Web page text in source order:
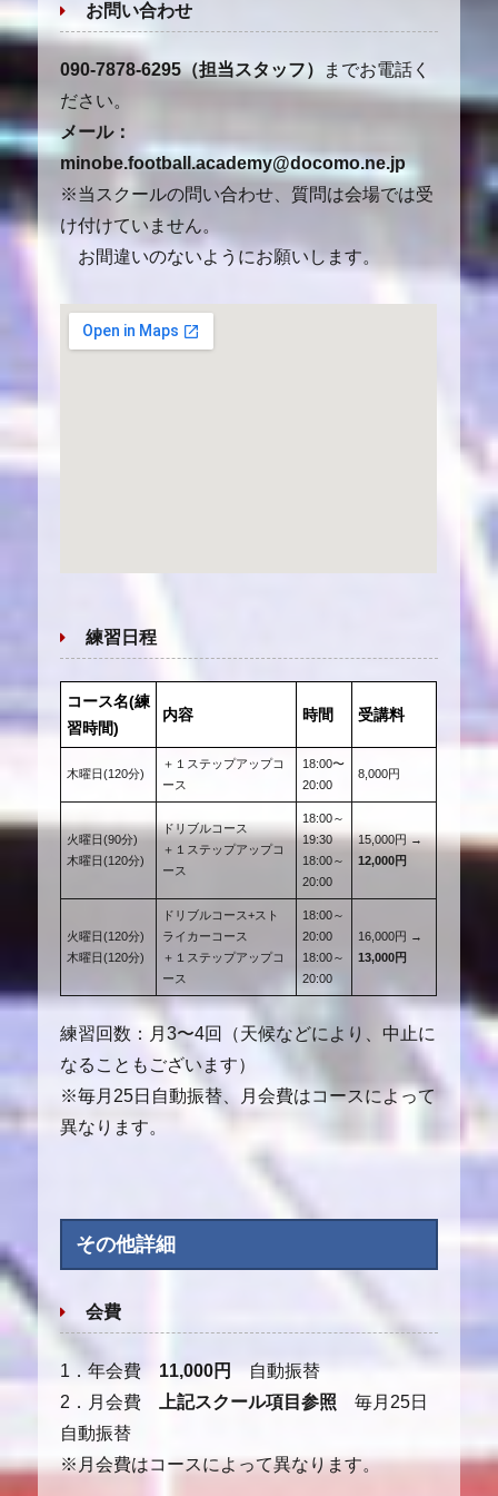
お問い合わせ
090-7878-6295（担当スタッフ）
までお電話く
ださい。
メール：
minobe.football.academy@docomo.ne.jp
※当スクールの問い合わせ、質問は会場では受
け付けていません。
お間違いのないようにお願いします。
練習日程
コース名(練
習時間)
内容 時間 受講料
木曜日(120分)
＋１ステップアップコ
ース
18:00〜
20:00
8,000円
火曜日(90分)
木曜日(120分)
ドリブルコース
＋１ステップアップコ
ース
18:00～
19:30
18:00～
20:00
15,000円 →
12,000円
火曜日(120分)
木曜日(120分)
ドリブルコース+スト
ライカーコース
＋１ステップアップコ
ース
18:00～
20:00
18:00～
20:00
16,000円 →
13,000円
練習回数：月3〜4回（天候などにより、中止に
なることもございます）
※毎月25日自動振替、月会費はコースによって
異なります。
その他詳細
会費
1．年会費 11,000円
自動振替
2．月会費
上記スクール項目参照 毎月25日
自動振替
※月会費はコースによって異なります。